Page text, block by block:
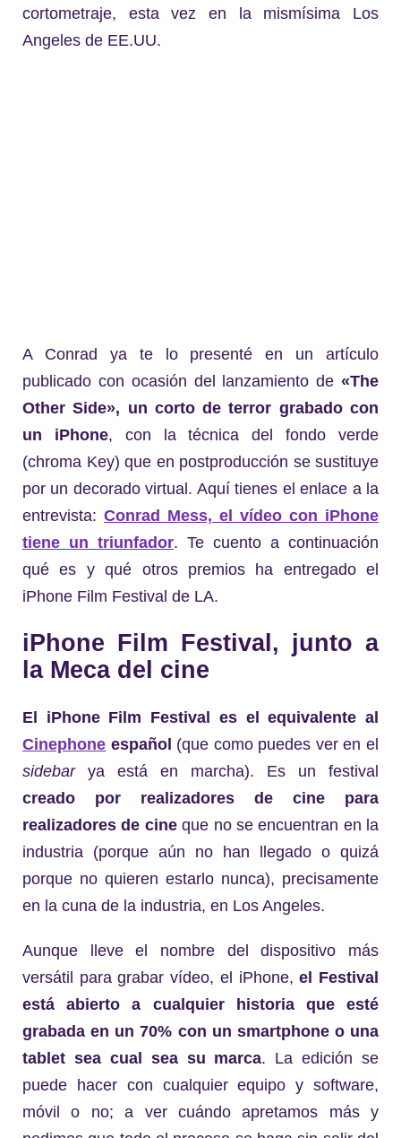
cortometraje, esta vez en la mismísima Los
Angeles de EE.UU.
A Conrad ya te lo presenté en un artículo
publicado con ocasión del lanzamiento de «The
Other Side», un corto de terror grabado con
un iPhone, con la técnica del fondo verde
(chroma Key) que en postproducción se sustituye
por un decorado virtual. Aquí tienes el enlace a la
entrevista: Conrad Mess, el vídeo con iPhone
tiene un triunfador. Te cuento a continuación
qué es y qué otros premios ha entregado el
iPhone Film Festival de LA.
iPhone Film Festival, junto a
la Meca del cine
El iPhone Film Festival es el equivalente al
Cinephone español (que como puedes ver en el
sidebarya está en marcha). Es un festival
creado por realizadores de cine para
realizadores de cineque no se encuentran en la
industria (porque aún no han llegado o quizá
porque no quieren estarlo nunca), precisamente
en la cuna de la industria, en Los Angeles.
Aunque lleve el nombre del dispositivo más
versátil para grabar vídeo, el iPhone,el Festival
está abierto a cualquier historia que esté
grabada en un 70% con un smartphone o una
tablet sea cual sea su marca. La edición se
puede hacer con cualquier equipo y software,
móvil o no; a ver cuándo apretamos más y